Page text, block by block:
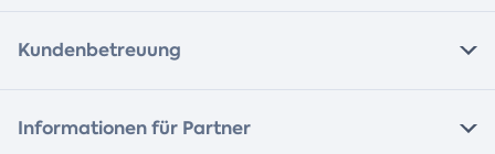
Kundenbetreuung
Informationen für Partner